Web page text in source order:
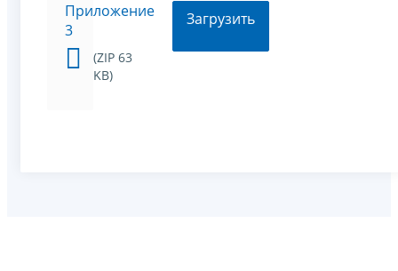
Приложение
3
(ZIP 63
KB)
Загрузить